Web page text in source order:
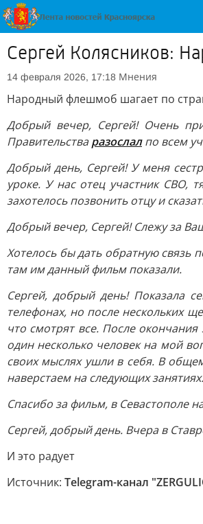
Сергей Колясников:
14 февраля 2026, 17:18 Мнения
Народный флешмоб шагает по
Добрый вечер, Сергей! Очень
Правительстваразослалпо всем
Добрый день, Сергей! У меня
уроке. У нас отец участник СВО,
захотелось позвонить отцу и
Добрый вечер, Сергей! Слежу за
Хотелось бы дать обратную
там им данный фильм показали.
Сергей, добрый день! Показала
телефонах, но после нескольких
что смотрят все. После
один несколько человек на мой
своих мыслях ушли в себя. В
наверстаем на следующих занятиях.
Спасибо за фильм, в Севастополе
Сергей, добрый день. Вчера в
И это радует
Источник: Telegram-канал